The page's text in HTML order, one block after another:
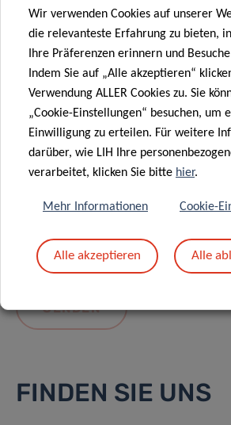
Mit dem Absenden Ihrer
Datenschutzrichtlinie.
FINDEN SIE UNS
Wir verwenden Cookies auf unserer
die relevanteste Erfahrung zu bieten,
Ihre Präferenzen erinnern und
Indem Sie auf „Alle akzeptieren“
Verwendung ALLER Cookies zu. Sie
„Cookie-Einstellungen“ besuchen, um
Einwilligung zu erteilen. Für weitere
darüber, wie LIH Ihre
verarbeitet, klicken Sie bitte hier.
Mehr Informationen Cookie-
Alle akzeptieren Alle